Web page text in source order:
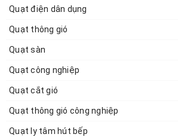
Quạt điện dân dụng
Quạt thông gió
Quạt sàn
Quạt công nghiệp
Quạt cắt gió
Quạt thông gió công nghiệp
Quạt ly tâm hút bếp